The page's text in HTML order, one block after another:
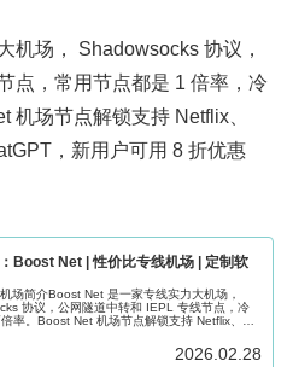
机场， Shadowsocks 协议，
点，常用节点都是 1 倍率，冷
机场节点解锁支持 Netflix、
，新用户可用 8 折优惠
Boost Net | 性价比专线机场 | 定制软
场简介Boost Net 是一家专线实力大机场，
协议，公网隧道中转和 IEPL 专线节点，冷
率。Boost Net 机场节点解锁支持 Netflix、
2026.02.28